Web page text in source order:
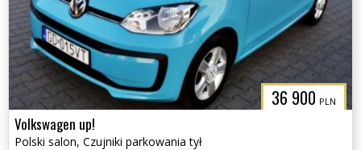
36 900 PLN
Volkswagen up!
Polski salon, Czujniki parkowania tył